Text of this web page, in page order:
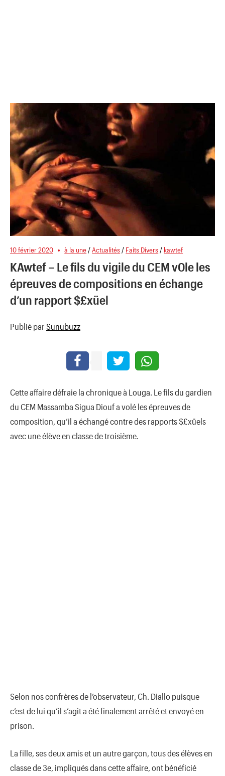
10 février 2020 à la une/Actualités/ Faits Divers/ kawtef
KAwtef – Le fils du vigile du CEM v0le les
épreuves de compositions en échange
d’un rapport $£xüel
Publié par Sunubuzz
Cette affaire défraie la chronique à Louga. Le fils du gardien
du CEM Massamba Sigua Diouf a volé les épreuves de
composition, qu’il a échangé contre des rapports $£xüels
avec une élève en classe de troisième.
Selon nos confrères de l’observateur, Ch. Diallo puisque
c’est de lui qu’il s’agit a été finalement arrêté et envoyé en
prison.
La fille, ses deux amis et un autre garçon, tous des élèves en
classe de 3e, impliqués dans cette affaire, ont bénéficié